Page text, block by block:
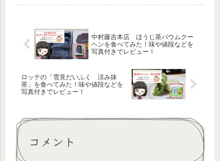
中村藤吉本店 ほうじ茶バウムクー
ヘンを食べてみた！味や値段などを
写真付きでレビュー！
ロッテの「雪見だいふく 涼み抹
茶」を食べてみた！味や値段などを
写真付きでレビュー！
コメント